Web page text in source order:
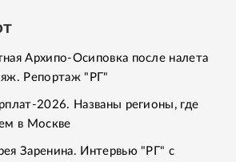
Архипо-Осиповка после налета
Репортаж "РГ"
2026. Названы регионы, где
в Москве
Заренина. Интервью "РГ" с